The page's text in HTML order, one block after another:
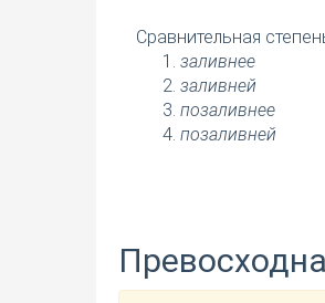
Сравнительная
заливнее
заливней
позаливнее
позаливней